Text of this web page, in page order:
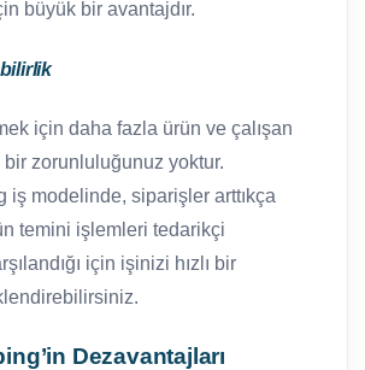
büyük bir avantajdır.
için daha fazla ürün ve çalışan
zorunluluğunuz yoktur.
iş modelinde, siparişler arttıkça
temini işlemleri tedarikçi
için işinizi hızlı bir
Dezavantajları